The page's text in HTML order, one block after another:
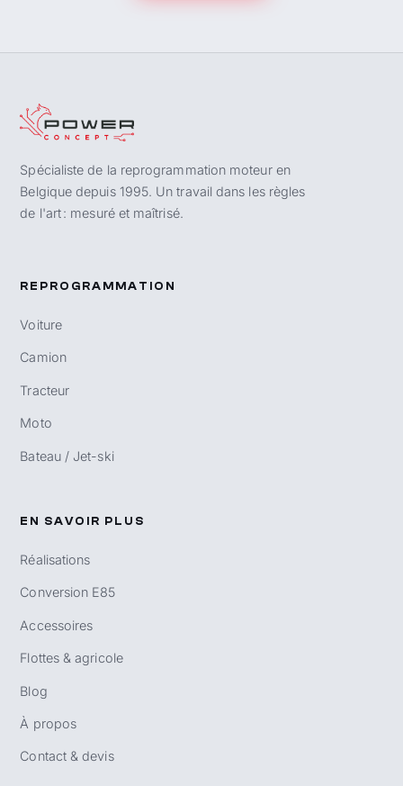
Spécialiste de la reprogrammation moteur en
Belgique depuis 1995. Un travail dans les règles
de l'art : mesuré et maîtrisé.
REPROGRAMMATION
Voiture
Camion
Tracteur
Moto
Bateau / Jet-ski
EN SAVOIR PLUS
Réalisations
Conversion E85
Accessoires
Flottes & agricole
Blog
À propos
Contact & devis